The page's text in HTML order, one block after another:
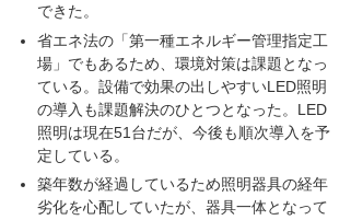
できた。
省エネ法の「第一種エネルギー管理指定工
場」でもあるため、環境対策は課題となっ
ている。設備で効果の出しやすいLED照明
の導入も課題解決のひとつとなった。LED
照明は現在51台だが、今後も順次導入を予
定している。
築年数が経過しているため照明器具の経年
劣化を心配していたが、器具一体となって